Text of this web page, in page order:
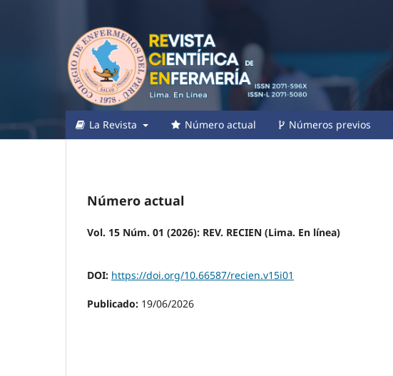
La Revista Número actual Números previos
Número actual
Vol. 15 Núm. 01 (2026): REV. RECIEN (Lima. En línea)
DOI: https://doi.org/10.66587/recien.v15i01
Publicado: 19/06/2026